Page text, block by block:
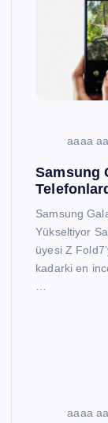
aaaa
Samsung
Samsung
Yükseltiyor
üyesi Z
kadarki en
aaaa